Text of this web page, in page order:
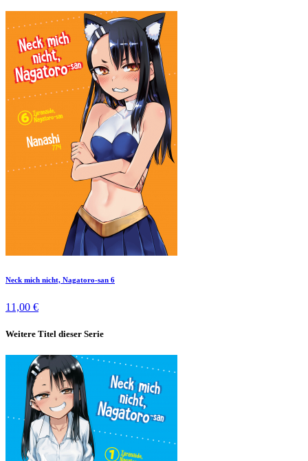
Neck mich nicht, Nagatoro-san 6
11,00 €
Weitere Titel dieser Serie